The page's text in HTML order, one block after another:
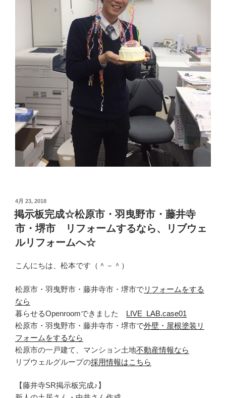
投
稿
日:
4月 23, 2018
掲示板完成☆松原市・羽曳野市・藤井寺
市・堺市 リフォームするなら、リブウェ
ルリフォームへ☆
こんにちは、松本です（＾－＾）
松原市・羽曳野市・藤井寺市・堺市でリフォームをする
なら
暮らせるOpenroomできました LIVE_LAB.case01
松原市・羽曳野市・藤井寺市・堺市で外壁・屋根塗装リ
フォームをするなら
松原市の一戸建て、マンション土地不動産情報なら
リブウェルグループの採用情報はこちら
【藤井寺SR掲示板完成♪】